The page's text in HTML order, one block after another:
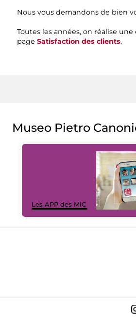
Nous vous demandons de bien
Toutes les années, on réalise
page Satisfaction des clients.
Museo Pietro
Les APP des MiC